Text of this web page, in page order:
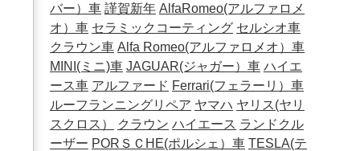
バー）車 謹賀新年 AlfaRomeo(アルファロメ
オ）車 セラミックコーティング セルシオ車
クラウン車 Alfa Romeo(アルファロメオ）車
MINI(ミニ)車 JAGUAR(ジャガー）車 ハイエ
ース車 アルファード Ferrari(フェラーリ）車
ルーフランニングリペア ヤマハ ヤリス(ヤリ
スクロス）
クラウン ハイエース ランドクル
ーザー PORＳＣHE(ポルシェ）車 TESLA(テ